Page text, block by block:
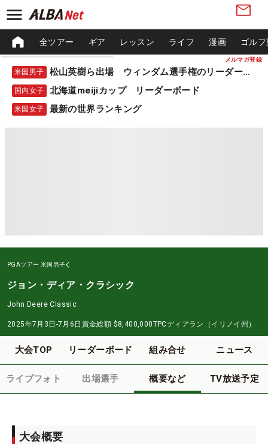
メルマガ登録
全ツアー ギア レッスン ライフ 漫画 ゴル
米国男子 松山英樹ら出場 ウィンダム選手権のリーダーボード
国内女子 北海道meijiカップ リーダーボード
米国女子 最新の世界ランキング
PGAツアー 米国男子
ジョン・ディア・クラシック
John Deere Classic
2025年7月3日-7月6日 賞金総額 $8,400,000TPCディアラン（イリノイ州）
大会TOP リーダーボード 組み合せ ニュース
ライブフォト 出場選手 概要など TV放送予定
大会概要